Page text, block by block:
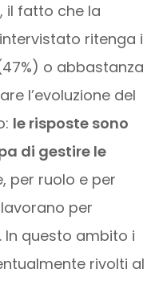
il fatto che la
ritenga i
o abbastanza
l’evoluzione del
le risposte sono
di gestire le
per ruolo e per
per
In questo ambito i
rivolti al